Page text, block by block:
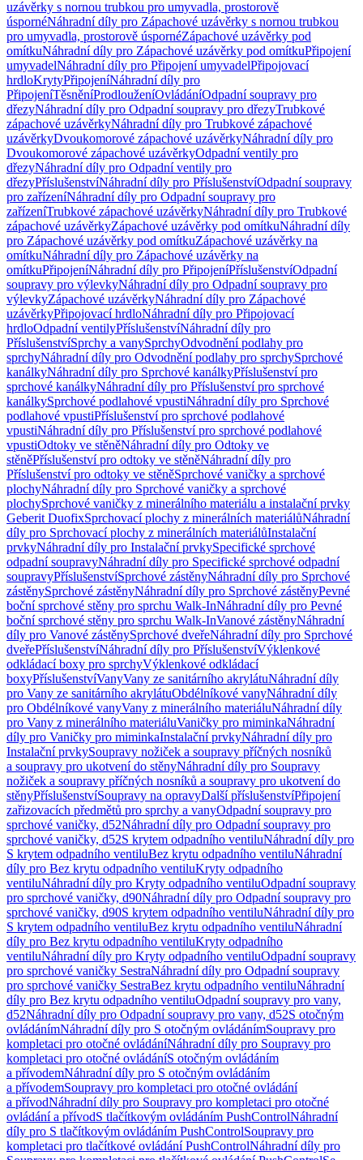
uzávěrky s nornou trubkou pro umyvadla, prostorově
úspornéNáhradní díly pro Zápachové uzávěrky s nornou trubkou
pro umyvadla, prostorově úspornéZápachové uzávěrky pod
omítkuNáhradní díly pro Zápachové uzávěrky pod omítkuPřipojení
umyvadelNáhradní díly pro Připojení umyvadelPřipojovací
hrdloKrytyPřipojeníNáhradní díly pro
PřipojeníTěsněníProdlouženíOvládáníOdpadní soupravy pro
dřezyNáhradní díly pro Odpadní soupravy pro dřezyTrubkové
zápachové uzávěrkyNáhradní díly pro Trubkové zápachové
uzávěrkyDvoukomorové zápachové uzávěrkyNáhradní díly pro
Dvoukomorové zápachové uzávěrkyOdpadní ventily pro
dřezyNáhradní díly pro Odpadní ventily pro
dřezyPříslušenstvíNáhradní díly pro PříslušenstvíOdpadní soupravy
pro zařízeníNáhradní díly pro Odpadní soupravy pro
zařízeníTrubkové zápachové uzávěrkyNáhradní díly pro Trubkové
zápachové uzávěrkyZápachové uzávěrky pod omítkuNáhradní díly
pro Zápachové uzávěrky pod omítkuZápachové uzávěrky na
omítkuNáhradní díly pro Zápachové uzávěrky na
omítkuPřipojeníNáhradní díly pro PřipojeníPříslušenstvíOdpadní
soupravy pro výlevkyNáhradní díly pro Odpadní soupravy pro
výlevkyZápachové uzávěrkyNáhradní díly pro Zápachové
uzávěrkyPřipojovací hrdloNáhradní díly pro Připojovací
hrdloOdpadní ventilyPříslušenstvíNáhradní díly pro
PříslušenstvíSprchy a vanySprchyOdvodnění podlahy pro
sprchyNáhradní díly pro Odvodnění podlahy pro sprchySprchové
kanálkyNáhradní díly pro Sprchové kanálkyPříslušenství pro
sprchové kanálkyNáhradní díly pro Příslušenství pro sprchové
kanálkySprchové podlahové vpustiNáhradní díly pro Sprchové
podlahové vpustiPříslušenství pro sprchové podlahové
vpustiNáhradní díly pro Příslušenství pro sprchové podlahové
vpustiOdtoky ve stěněNáhradní díly pro Odtoky ve
stěněPříslušenství pro odtoky ve stěněNáhradní díly pro
Příslušenství pro odtoky ve stěněSprchové vaničky a sprchové
plochyNáhradní díly pro Sprchové vaničky a sprchové
plochySprchové vaničky z minerálního materiálu a instalační prvky
Geberit DuofixSprchovací plochy z minerálních materiálůNáhradní
díly pro Sprchovací plochy z minerálních materiálůInstalační
prvkyNáhradní díly pro Instalační prvkySpecifické sprchové
odpadní soupravyNáhradní díly pro Specifické sprchové odpadní
soupravyPříslušenstvíSprchové zástěnyNáhradní díly pro Sprchové
zástěnySprchové zástěnyNáhradní díly pro Sprchové zástěnyPevné
boční sprchové stěny pro sprchu Walk-InNáhradní díly pro Pevné
boční sprchové stěny pro sprchu Walk-InVanové zástěnyNáhradní
díly pro Vanové zástěnySprchové dveřeNáhradní díly pro Sprchové
dveřePříslušenstvíNáhradní díly pro PříslušenstvíVýklenkové
odkládací boxy pro sprchyVýklenkové odkládací
boxyPříslušenstvíVanyVany ze sanitárního akrylátuNáhradní díly
pro Vany ze sanitárního akrylátuObdélníkové vanyNáhradní díly
pro Obdélníkové vanyVany z minerálního materiáluNáhradní díly
pro Vany z minerálního materiáluVaničky pro miminkaNáhradní
díly pro Vaničky pro miminkaInstalační prvkyNáhradní díly pro
Instalační prvkySoupravy nožiček a soupravy příčných nosníků
a soupravy pro ukotvení do stěnyNáhradní díly pro Soupravy
nožiček a soupravy příčných nosníků a soupravy pro ukotvení do
stěnyPříslušenstvíSoupravy na opravyDalší příslušenstvíPřipojení
zařizovacích předmětů pro sprchy a vanyOdpadní soupravy pro
sprchové vaničky, d52Náhradní díly pro Odpadní soupravy pro
sprchové vaničky, d52S krytem odpadního ventiluNáhradní díly pro
S krytem odpadního ventiluBez krytu odpadního ventiluNáhradní
díly pro Bez krytu odpadního ventiluKryty odpadního
ventiluNáhradní díly pro Kryty odpadního ventiluOdpadní soupravy
pro sprchové vaničky, d90Náhradní díly pro Odpadní soupravy pro
sprchové vaničky, d90S krytem odpadního ventiluNáhradní díly pro
S krytem odpadního ventiluBez krytu odpadního ventiluNáhradní
díly pro Bez krytu odpadního ventiluKryty odpadního
ventiluNáhradní díly pro Kryty odpadního ventiluOdpadní soupravy
pro sprchové vaničky SestraNáhradní díly pro Odpadní soupravy
pro sprchové vaničky SestraBez krytu odpadního ventiluNáhradní
díly pro Bez krytu odpadního ventiluOdpadní soupravy pro vany,
d52Náhradní díly pro Odpadní soupravy pro vany, d52S otočným
ovládánímNáhradní díly pro S otočným ovládánímSoupravy pro
kompletaci pro otočné ovládáníNáhradní díly pro Soupravy pro
kompletaci pro otočné ovládáníS otočným ovládáním
a přívodemNáhradní díly pro S otočným ovládáním
a přívodemSoupravy pro kompletaci pro otočné ovládání
a přívodNáhradní díly pro Soupravy pro kompletaci pro otočné
ovládání a přívodS tlačítkovým ovládáním PushControlNáhradní
díly pro S tlačítkovým ovládáním PushControlSoupravy pro
kompletaci pro tlačítkové ovládání PushControlNáhradní díly pro